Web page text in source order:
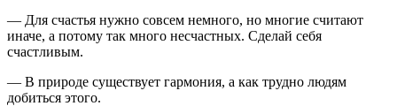
— Для счастья нужно совсем немного, но многие считают
иначе, а потому так много несчастных. Сделай себя
счастливым.
— В природе существует гармония, а как трудно людям
добиться этого.